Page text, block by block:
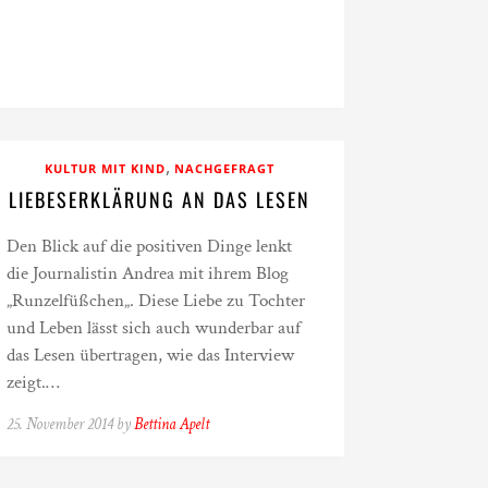
KULTUR MIT KIND, NACHGEFRAGT
LIEBESERKLÄRUNG AN DAS LESEN
Den Blick auf die positiven Dinge lenkt
die Journalistin Andrea mit ihrem Blog
„Runzelfüßchen„. Diese Liebe zu Tochter
und Leben lässt sich auch wunderbar auf
das Lesen übertragen, wie das Interview
zeigt.…
25. November 2014 byBettina Apelt